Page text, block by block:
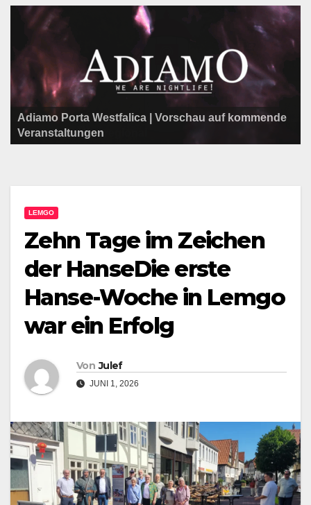
Programm der Komödie am Klosterplatz.
Litfaßsäule Überregional
Adiamo Porta Westfalica | Vorschau auf kommende
Veranstaltungen
Litfaßsäule Überregional
Litfaßsäule Überregional
LEMGO
Zehn Tage im Zeichen
der HanseDie erste
Hanse-Woche in Lemgo
war ein Erfolg
Von Julef
JUNI 1, 2026